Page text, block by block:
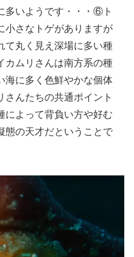
多いようです・・・⑥ト
小さなトゲがありますが
て丸く見え深場に多い種
ムリさんは南方系の種
海に多く色鮮やかな個体
さんたちの共通ポイント
によって背負い方や好む
態の天才だということで